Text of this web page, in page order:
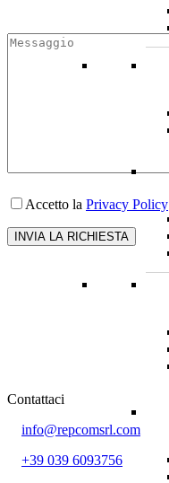
Accetto la Privacy Policy
Contattaci
info@repcomsrl.com
+39 039 6093756